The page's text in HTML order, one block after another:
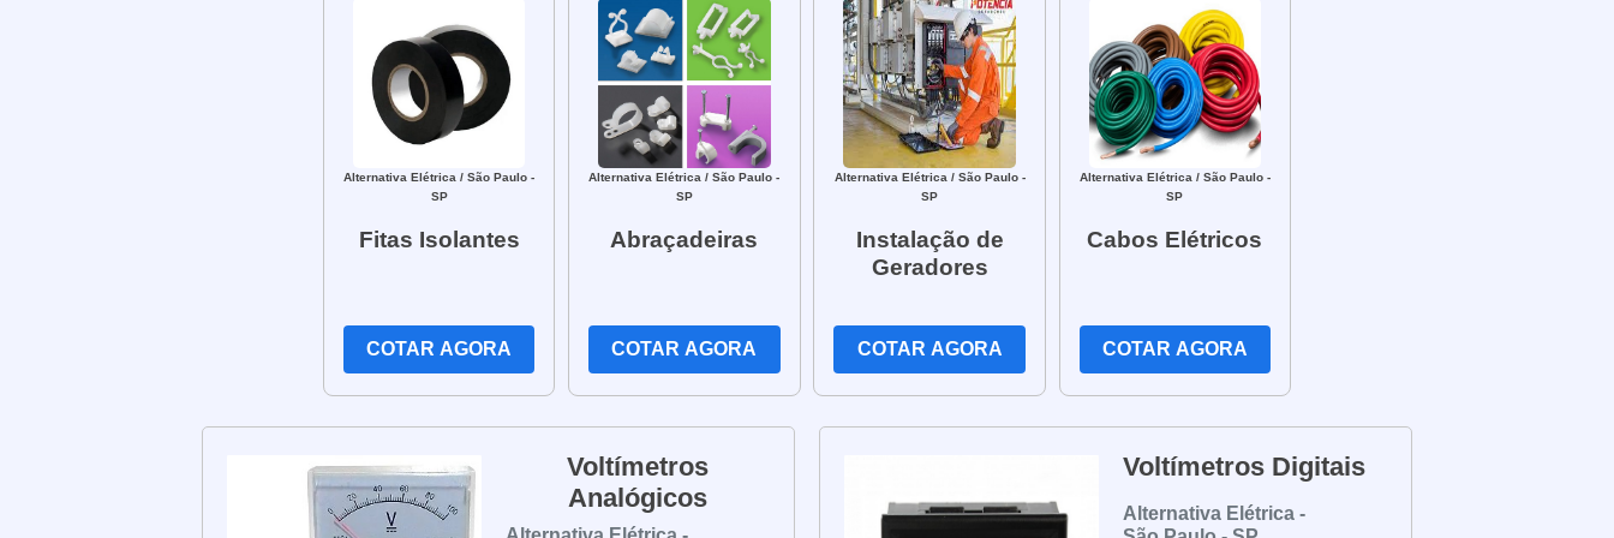
Alternativa Elétrica / São Paulo -
SP
Fitas Isolantes
COTAR AGORA
Alternativa Elétrica / São Paulo -
SP
Abraçadeiras
COTAR AGORA
Alternativa Elétrica / São Paulo -
SP
Instalação de
Geradores
COTAR AGORA
Alternativa Elétrica / São Paulo -
SP
Cabos Elétricos
COTAR AGORA
Voltímetros
Analógicos
Voltímetros Digitais
Alternativa Elétrica -